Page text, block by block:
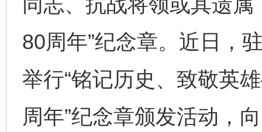
80周年”纪念章。近日，
举行“铭记历史、致敬英
周年”纪念章颁发活动，